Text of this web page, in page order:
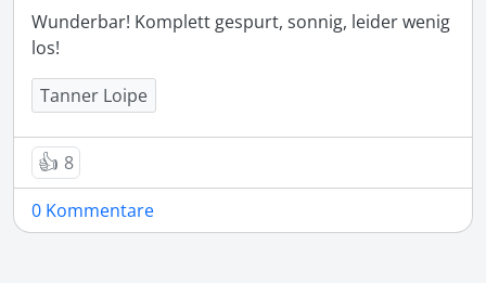
Wunderbar! Komplett gespurt, sonnig, leider wenig
los!
Tanner Loipe
👍 8
0 Kommentare